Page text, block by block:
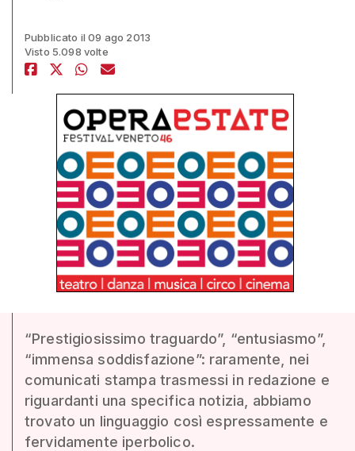
Pubblicato il 09 ago 2013
Visto 5.098 volte
“Prestigiosissimo traguardo”, “entusiasmo”,
“immensa soddisfazione”: raramente, nei
comunicati stampa trasmessi in redazione e
riguardanti una specifica notizia, abbiamo
trovato un linguaggio così espressamente e
fervidamente iperbolico.